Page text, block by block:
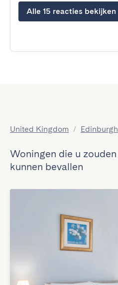
Alle 15 reacties bekijken
United Kingdom / Edinburgh
Woningen die u zouden
kunnen bevallen